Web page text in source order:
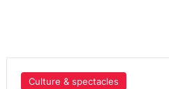
Culture & spectacles